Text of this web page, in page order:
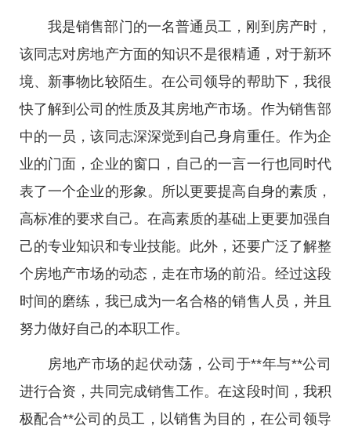
我是销售部门的一名普通员工，刚到房产时，
该同志对房地产方面的知识不是很精通，对于新环
境、新事物比较陌生。在公司领导的帮助下，我很
快了解到公司的性质及其房地产市场。作为销售部
中的一员，该同志深深觉到自己身肩重任。作为企
业的门面，企业的窗口，自己的一言一行也同时代
表了一个企业的形象。所以更要提高自身的素质，
高标准的要求自己。在高素质的基础上更要加强自
己的专业知识和专业技能。此外，还要广泛了解整
个房地产市场的动态，走在市场的前沿。经过这段
时间的磨练，我已成为一名合格的销售人员，并且
努力做好自己的本职工作。
房地产市场的起伏动荡，公司于**年与**公司
进行合资，共同完成销售工作。在这段时间，我积
极配合**公司的员工，以销售为目的，在公司领导